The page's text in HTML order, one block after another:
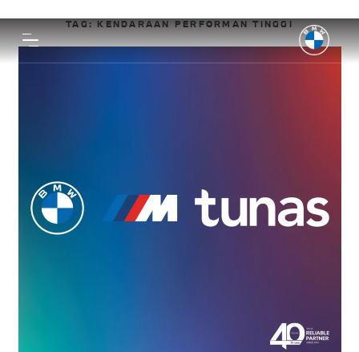
TAG:KENDARAAN PERFORMAN TINGGI